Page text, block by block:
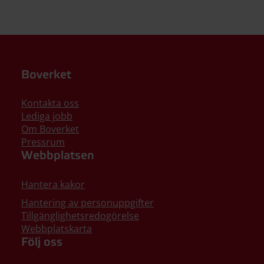
Boverket
Kontakta oss
Lediga jobb
Om Boverket
Pressrum
Webbplatsen
Hantera kakor
Hantering av personuppgifter
Tillgänglighetsredogörelse
Webbplatskarta
Följ oss